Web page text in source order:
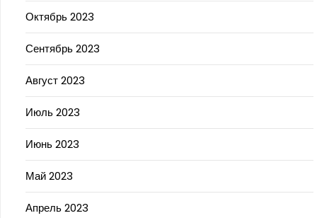
Октябрь 2023
Сентябрь 2023
Август 2023
Июль 2023
Июнь 2023
Май 2023
Апрель 2023